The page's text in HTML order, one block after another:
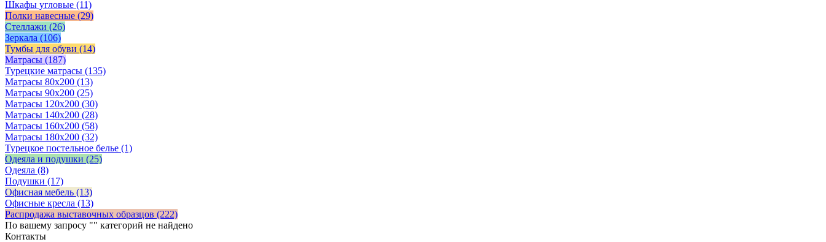
Шкафы угловые (11)
Полки навесные (29)
Стеллажи (26)
Зеркала (106)
Тумбы для обуви (14)
Матрасы (187)
Турецкие матрасы (135)
Матрасы 80x200 (13)
Матрасы 90х200 (25)
Матрасы 120х200 (30)
Матрасы 140х200 (28)
Матрасы 160х200 (58)
Матрасы 180х200 (32)
Турецкое постельное белье (1)
Одеяла и подушки (25)
Одеяла (8)
Подушки (17)
Офисная мебель (13)
Офисные кресла (13)
Распродажа выставочных образцов (222)
По вашему запросу "" категорий не найдено
Контакты